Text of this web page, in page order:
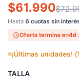
$61.990
Hasta 6 cuotas sin
Oferta termina en4d
¡Últimas unidades! (1
TALLA